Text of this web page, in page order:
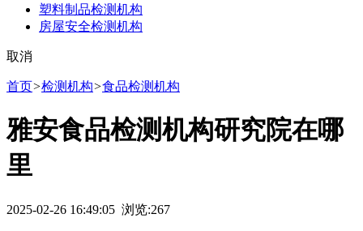
塑料制品检测机构
房屋安全检测机构
取消
首页>检测机构>食品检测机构
雅安食品检测机构研究院在哪
里
2025-02-26 16:49:05 浏览:267